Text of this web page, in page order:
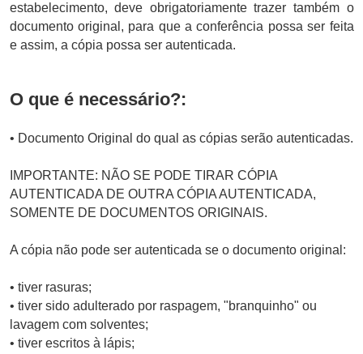
estabelecimento, deve obrigatoriamente trazer também o
documento original, para que a conferência possa ser feita
e assim, a cópia possa ser autenticada.
O que é necessário?:
• Documento Original do qual as cópias serão autenticadas.
IMPORTANTE: NÃO SE PODE TIRAR CÓPIA
AUTENTICADA DE OUTRA CÓPIA AUTENTICADA,
SOMENTE DE DOCUMENTOS ORIGINAIS.
A cópia não pode ser autenticada se o documento original:
• tiver rasuras;
• tiver sido adulterado por raspagem, "branquinho" ou
lavagem com solventes;
• tiver escritos à lápis;